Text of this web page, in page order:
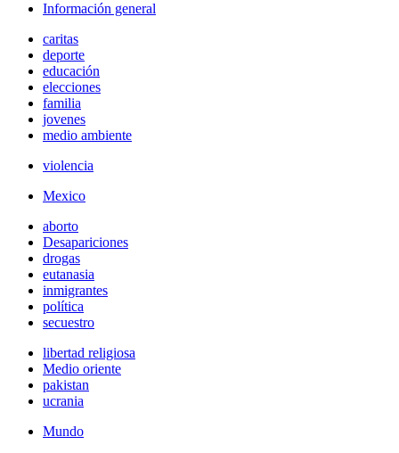
Información general
caritas
deporte
educación
elecciones
familia
jovenes
medio ambiente
violencia
Mexico
aborto
Desapariciones
drogas
eutanasia
inmigrantes
política
secuestro
libertad religiosa
Medio oriente
pakistan
ucrania
Mundo